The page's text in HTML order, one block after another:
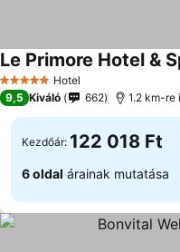
5 KategóriaHotel
Le Primore Hotel &
9,5 Kiváló 662 1.2 km-re
Kezdőár: 122 018 Ft
6 oldal árainak mutatása